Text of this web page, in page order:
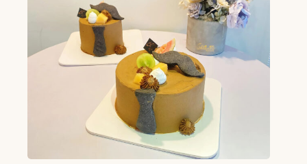
產
品
頁
面
選
擇
選
項